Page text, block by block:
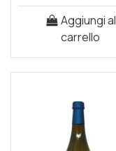
Aggiungi al
carrello